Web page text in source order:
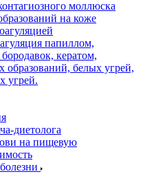
моллюска
на коже
папиллом,
кератом,
образований, белых угрей,
угрей.
диетолога
на пищевую